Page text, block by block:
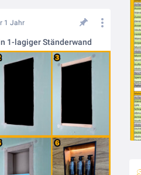
1 Jahr
1-lagiger Ständerwand